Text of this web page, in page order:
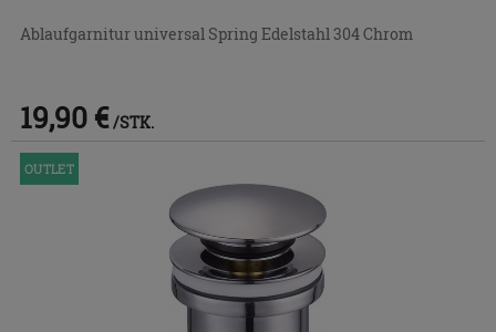
Ablaufgarnitur universal Spring Edelstahl 304 Chrom
19,90 € /STK.
OUTLET